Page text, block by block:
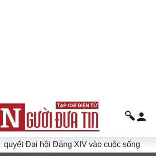
Đại hội Đảng XIV vào cuộc sống